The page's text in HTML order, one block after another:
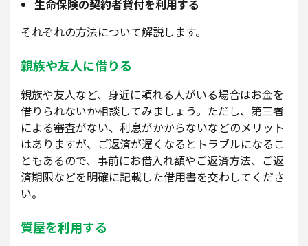
生命保険の契約者貸付を利用する
それぞれの方法について解説します。
親族や友人に借りる
親族や友人など、身近に頼れる人がいる場合はお金を
借りられないか相談してみましょう。ただし、第三者
による審査がない、利息がかからないなどのメリット
はありますが、ご返済が遅くなるとトラブルになるこ
ともあるので、事前にお借入れ額やご返済方法、ご返
済期限などを明確に記載した借用書を交わしてくださ
い。
質屋を利用する